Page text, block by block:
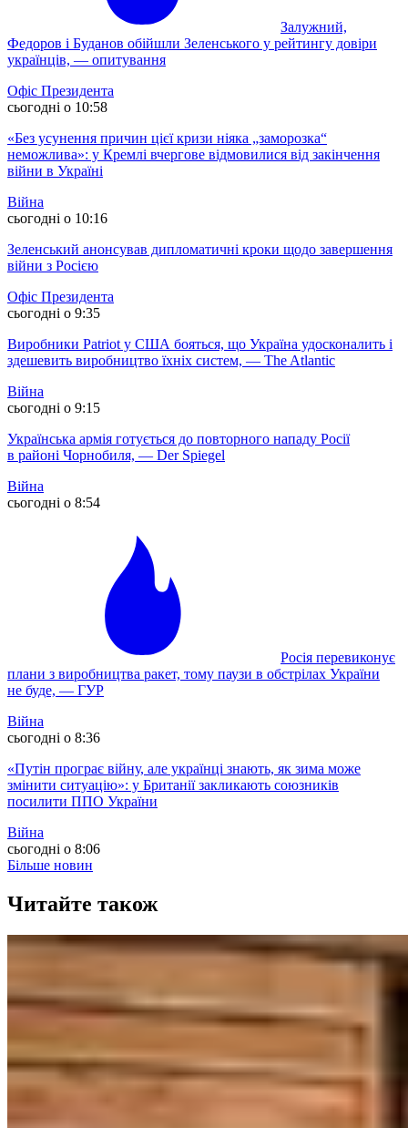
Залужний,
Федоров і Буданов обійшли Зеленського у рейтингу довіри
українців, — опитування
Офіс Президента
сьогодні о 10:58
«Без усунення причин цієї кризи ніяка „заморозка“
неможлива»: у Кремлі вчергове відмовилися від закінчення
війни в Україні
Війна
сьогодні о 10:16
Зеленський анонсував дипломатичні кроки щодо завершення
війни з Росією
Офіс Президента
сьогодні о 9:35
Виробники Patriot у США бояться, що Україна удосконалить і
здешевить виробництво їхніх систем, — The Atlantic
Війна
сьогодні о 9:15
Українська армія готується до повторного нападу Росії
в районі Чорнобиля, — Der Spiegel
Війна
сьогодні о 8:54
Росія перевиконує
плани з виробництва ракет, тому паузи в обстрілах України
не буде, — ГУР
Війна
сьогодні о 8:36
«Путін програє війну, але українці знають, як зима може
змінити ситуацію»: у Британії закликають союзників
посилити ППО України
Війна
сьогодні о 8:06
Більше новин
Читайте також